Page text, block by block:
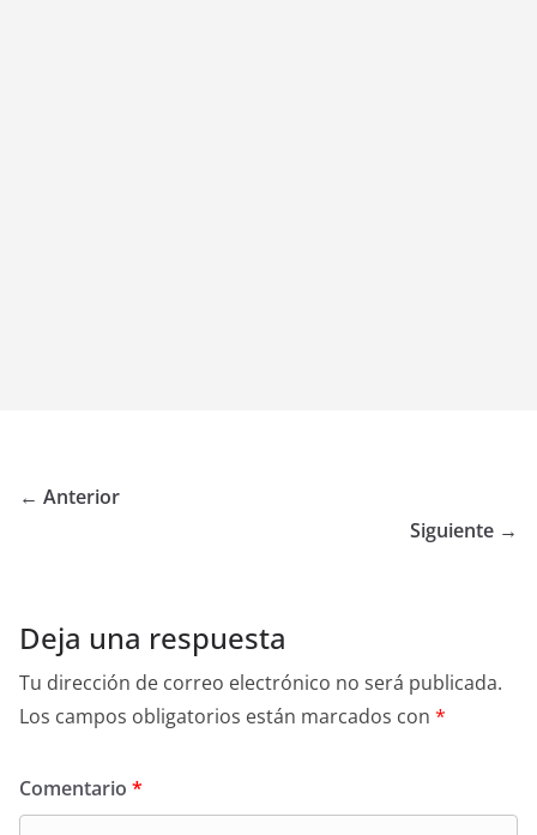
← Anterior
Siguiente →
Deja una respuesta
Tu dirección de correo electrónico no será publicada.
Los campos obligatorios están marcados con *
Comentario *